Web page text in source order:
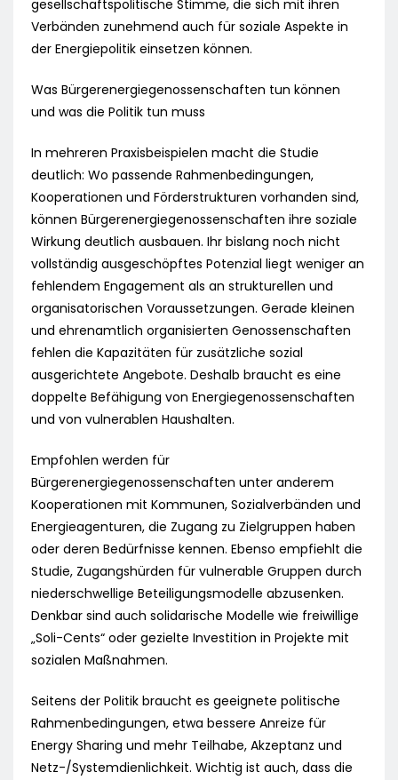
gesellschaftspolitische Stimme, die sich mit ihren
Verbänden zunehmend auch für soziale Aspekte in
der Energiepolitik einsetzen können.
Was Bürgerenergiegenossenschaften tun können
und was die Politik tun muss
In mehreren Praxisbeispielen macht die Studie
deutlich: Wo passende Rahmenbedingungen,
Kooperationen und Förderstrukturen vorhanden sind,
können Bürgerenergiegenossenschaften ihre soziale
Wirkung deutlich ausbauen. Ihr bislang noch nicht
vollständig ausgeschöpftes Potenzial liegt weniger an
fehlendem Engagement als an strukturellen und
organisatorischen Voraussetzungen. Gerade kleinen
und ehrenamtlich organisierten Genossenschaften
fehlen die Kapazitäten für zusätzliche sozial
ausgerichtete Angebote. Deshalb braucht es eine
doppelte Befähigung von Energiegenossenschaften
und von vulnerablen Haushalten.
Empfohlen werden für
Bürgerenergiegenossenschaften unter anderem
Kooperationen mit Kommunen, Sozialverbänden und
Energieagenturen, die Zugang zu Zielgruppen haben
oder deren Bedürfnisse kennen. Ebenso empfiehlt die
Studie, Zugangshürden für vulnerable Gruppen durch
niederschwellige Beteiligungsmodelle abzusenken.
Denkbar sind auch solidarische Modelle wie freiwillige
„Soli-Cents“ oder gezielte Investition in Projekte mit
sozialen Maßnahmen.
Seitens der Politik braucht es geeignete politische
Rahmenbedingungen, etwa bessere Anreize für
Energy Sharing und mehr Teilhabe, Akzeptanz und
Netz-/Systemdienlichkeit. Wichtig ist auch, dass die